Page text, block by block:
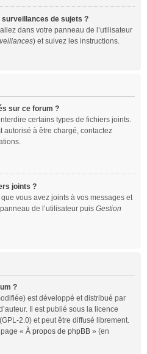
de sujets ?
dans votre panneau de l’utilisateur
) et suivez les instructions.
sur ce forum ?
certains types de fichiers joints.
autorisé à être chargé, contactez
joints ?
vous avez joints à vos messages et
de l’utilisateur puis Gestion
?
est développé et distribué par
Il est publié sous la licence
2.0) et peut être diffusé librement.
« À propos de phpBB » (en